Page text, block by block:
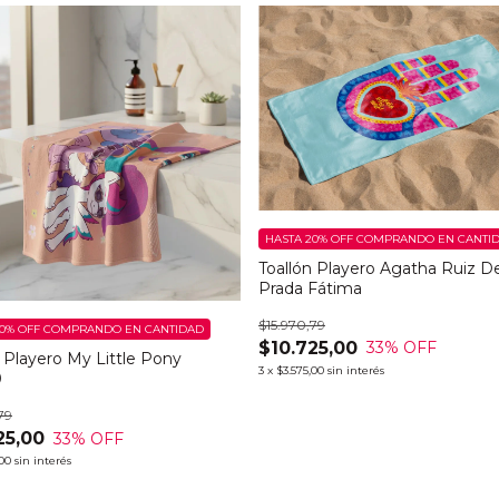
Playero My Little Pony
33% OFF
sin interés
OFF COMPRANDO EN CANTIDAD
Toallón Playero Agatha Ruiz
Prada Fátima
$10.725,00
$15.970,79
33% OFF
3 x $3.575,00 sin interés
HASTA 20% OFF COMPRANDO EN